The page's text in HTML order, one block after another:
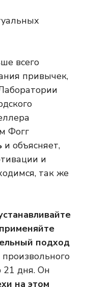
всего
привычек,
Фогг
и объясняет,
и
так же
подход
21 дня. Он
на этом